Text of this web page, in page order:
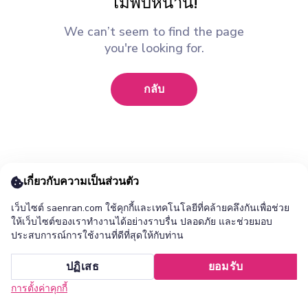
We can’t seem to find the page
you're looking for.
กลับ
หน้าแรก
ยกเลิก ติดตั้ง
เกี่ยวกับความเป็นส่วนตัว
เว็บไซต์ saenran.com ใช้คุกกี้และเทคโนโลยีที่คล้ายคลึงกันเพื่อช่วย
ให้เว็บไซต์ของเราทำงานได้อย่างราบรื่น ปลอดภัย และช่วยมอบ
ประสบการณ์การใช้งานที่ดีที่สุดให้กับท่าน
ปฏิเสธ ยอมรับ
การตั้งค่าคุกกี้